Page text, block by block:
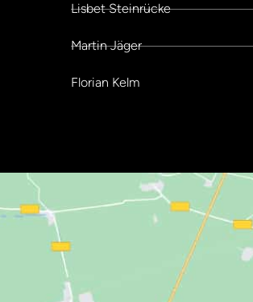
Lisbet Steinrücke
Martin Jäger
Florian Kelm